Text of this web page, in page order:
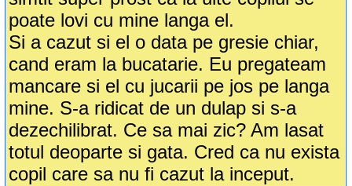
poate lovi cu mine langa el.
Si a cazut si el o data pe gresie chiar,
cand eram la bucatarie. Eu pregateam
mancare si el cu jucarii pe jos pe langa
mine. S-a ridicat de un dulap si s-a
dezechilibrat. Ce sa mai zic? Am lasat
totul deoparte si gata. Cred ca nu exista
copil care sa nu fi cazut la inceput.